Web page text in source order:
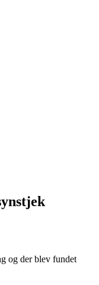
og der blev fundet